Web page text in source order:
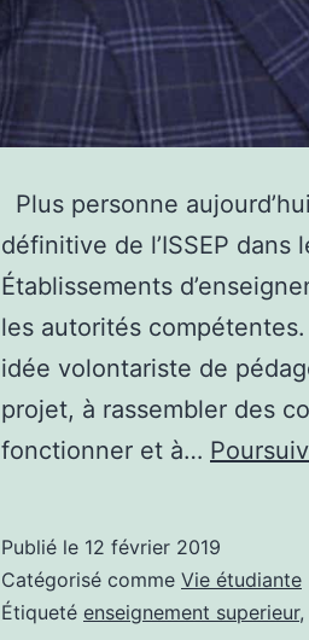
Plus personne
définitive de l’ISSEP dans
Établissements
les autorités
idée volontariste de
projet, à rassembler des
fonctionner et à…
Publié le 12 février 2019
Catégorisé comme Vie étudiante
Étiqueté enseignement superieur,